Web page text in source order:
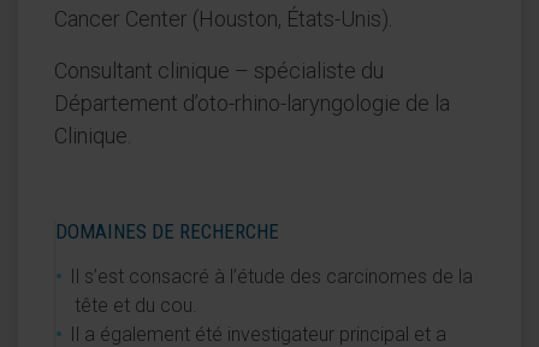
Cancer Center (Houston, États-Unis).
Consultant clinique – spécialiste du
Département d’oto-rhino-laryngologie de la
Clinique.
DOMAINES DE RECHERCHE
Il s’est consacré à l’étude des carcinomes de la
tête et du cou.
Il a également été investigateur principal et a